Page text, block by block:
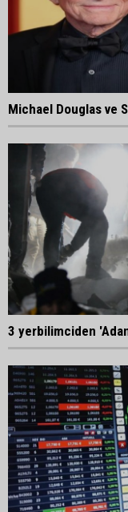
Michael Douglas ve
3 yerbilimciden